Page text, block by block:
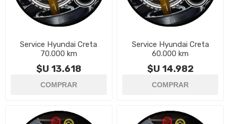
Service Hyundai Creta
70.000 km
$U 13.618
Service Hyundai Creta
60.000 km
$U 14.982